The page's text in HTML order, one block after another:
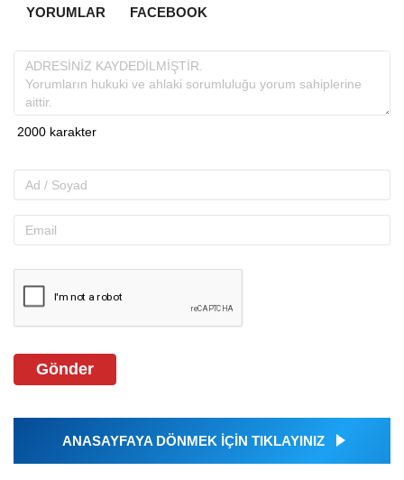
YORUMLAR FACEBOOK
Gönder
ANASAYFAYA DÖNMEK İÇİN TIKLAYINIZ